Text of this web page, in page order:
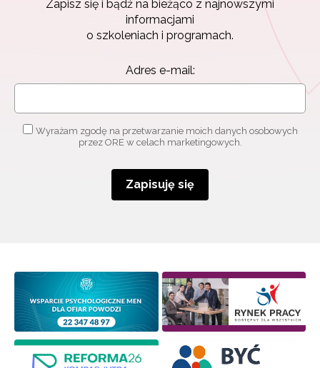
Zapisz się i bądź na bieżąco z najnowszymi
informacjami
o szkoleniach i programach.
Adres e-mail:
Wyrażam zgodę na przetwarzanie moich danych osobowych
przez ORE w celach marketingowych.
Zapisuję się